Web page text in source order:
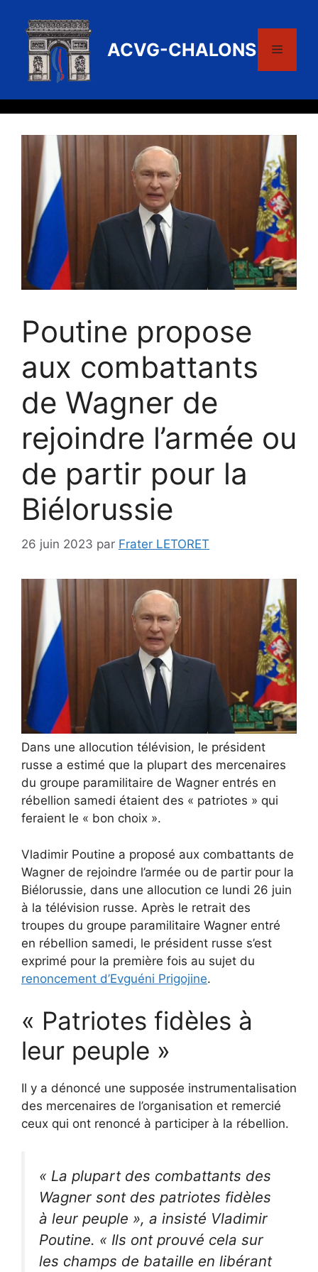
contenu
ACVG-CHALONS Menu
Poutine propose
aux combattants
de Wagner de
rejoindre l’armée ou
de partir pour la
Biélorussie
26 juin 2023 par Frater LETORET
Dans une allocution télévision, le président
russe a estimé que la plupart des mercenaires
du groupe paramilitaire de Wagner entrés en
rébellion samedi étaient des « patriotes » qui
feraient le « bon choix ».
Vladimir Poutine a proposé aux combattants de
Wagner de rejoindre l’armée ou de partir pour la
Biélorussie, dans une allocution ce lundi 26 juin
à la télévision russe. Après le retrait des
troupes du groupe paramilitaire Wagner entré
en rébellion samedi, le président russe s’est
exprimé pour la première fois au sujet du
renoncement d’Evguéni Prigojine.
« Patriotes fidèles à
leur peuple »
Il y a dénoncé une supposée instrumentalisation
des mercenaires de l’organisation et remercié
ceux qui ont renoncé à participer à la rébellion.
« La plupart des combattants des
Wagner sont des patriotes fidèles
à leur peuple », a insisté Vladimir
Poutine. « Ils ont prouvé cela sur
les champs de bataille en libérant